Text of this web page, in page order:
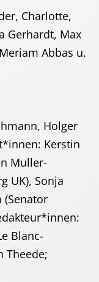
Charlotte,
Gerhardt, Max
Abbas u.
Holger
Kerstin
Muller-
UK), Sonja
(Senator
Blanc-
Theede;